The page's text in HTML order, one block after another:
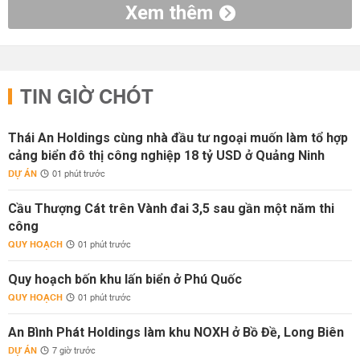
Xem thêm
TIN GIỜ CHÓT
Thái An Holdings cùng nhà đầu tư ngoại muốn làm tổ hợp
cảng biển đô thị công nghiệp 18 tỷ USD ở Quảng Ninh
DỰ ÁN 01 phút trước
Cầu Thượng Cát trên Vành đai 3,5 sau gần một năm thi
công
QUY HOẠCH 01 phút trước
Quy hoạch bốn khu lấn biển ở Phú Quốc
QUY HOẠCH 01 phút trước
An Bình Phát Holdings làm khu NOXH ở Bồ Đề, Long Biên
DỰ ÁN 7 giờ trước